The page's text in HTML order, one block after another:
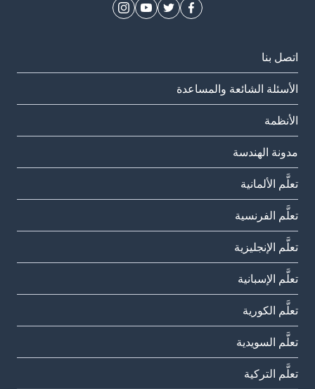
اتصل بنا
الأسئلة الشائعة والمساعدة
الأنظمة
مدونة الهندسة
تعلَّم الألمانية
تعلَّم الفرنسية
تعلَّم الإنجليزية
تعلَّم الإسبانية
تعلَّم الكورية
تعلَّم السويدية
تعلَّم التركية